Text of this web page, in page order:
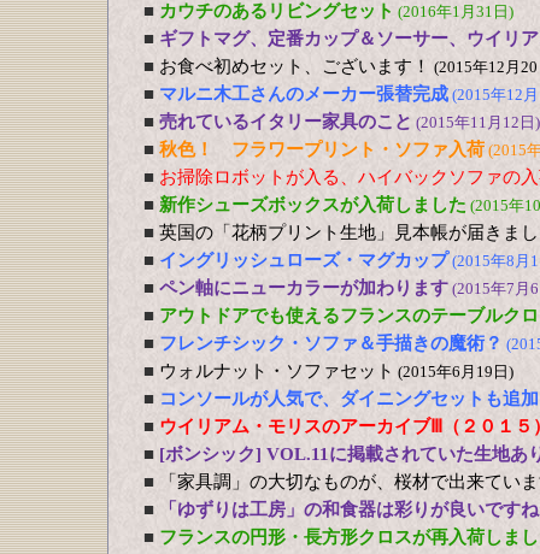
■ カウチのあるリビングセット (2016年1月31日)
■ ギフトマグ、定番カップ＆ソーサー、ウイリ
■ お食べ初めセット、ございます！ (2015年12月
■ マルニ木工さんのメーカー張替完成 (2015年12
■ 売れているイタリー家具のこと (2015年11月12日)
■ 秋色！ フラワープリント・ソファ入荷 (2015
■ お掃除ロボットが入る、ハイバックソファの
■ 新作シューズボックスが入荷しました (2015年
■ 英国の「花柄プリント生地」見本帳が届きま
■ イングリッシュローズ・マグカップ (2015年8月
■ ペン軸にニューカラーが加わります (2015年7月
■ アウトドアでも使えるフランスのテーブルク
■ フレンチシック・ソファ＆手描きの魔術？
■ ウォルナット・ソファセット (2015年6月19日)
■ コンソールが人気で、ダイニングセットも追
■ ウイリアム・モリスのアーカイブⅢ（２０１５
■ [ボンシック] VOL.11に掲載されていた生地あ
■
「家具調」の大切なものが、桜材で出来てい
■
「ゆずりは工房」の和食器は彩りが良いです
■ フランスの円形・長方形クロスが再入荷しま